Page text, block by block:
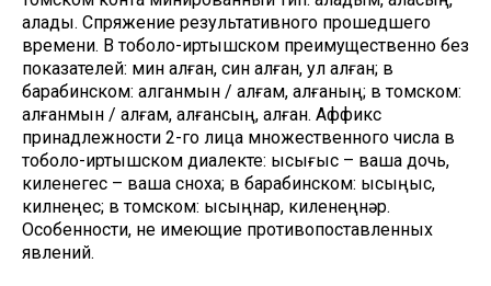
алады. Спряжение результативного прошедшего
времени. В тоболо-иртышском преимущественно без
показателей: мин алған, син алған, ул алған; в
барабинском: алганмын / алғам, алғаның; в томском:
алғанмын / алғам, алғансың, алған. Аффикс
принадлежности 2-го лица множественного числа в
тоболо-иртышском диалекте: қысығыс – ваша дочь,
киленегес – ваша сноха; в барабинском: қысыңыс,
килнеңес; в томском: қысыңнар, киленеңнəр.
Особенности, не имеющие противопоставленных
явлений.